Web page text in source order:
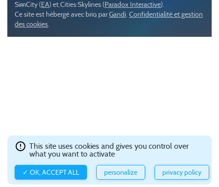
SimCity (EA) et Cities:Skylines (Paradox Interactive).
Ce site est hébergé avec brio parGandi. Confidentialité et gestion
des cookies.
This site uses cookies and gives you control over
what you want to activate
✓ OK, ACCEPT ALL personalize privacy policy